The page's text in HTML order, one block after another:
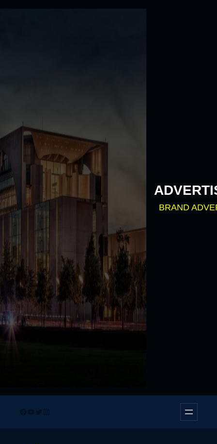
BRAND
Facebook
YouTube
TwitterInstagram